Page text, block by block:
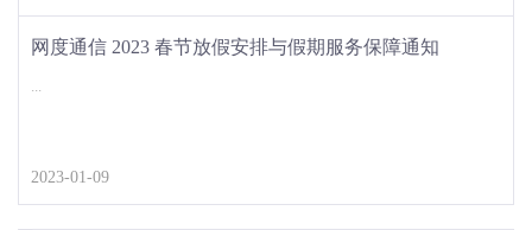
网度通信 2023 春节放假安排与假期服务保障通知
...
2023-01-09